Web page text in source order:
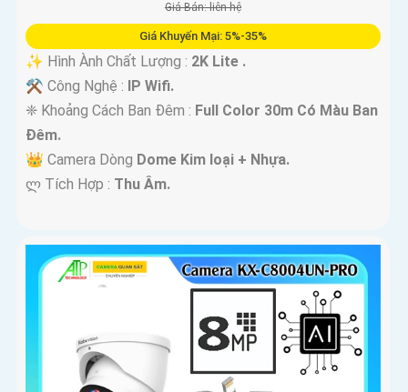
Giá Bán: liên hệ
Giá Khuyến Mại: 5%-35%
✨ Hình Ành Chất Lượng : 2K Lite .
⚒ Công Nghệ : IP Wifi.
❈ Khoảng Cách Ban Đêm : Full Color 30m Có Màu Ban
Ðêm.
👑 Camera Dòng Dome Kim loại + Nhựa.
️ლ Tích Hợp : Thu Âm.